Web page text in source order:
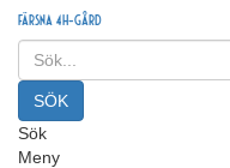
Färsna 4H-gård
Sök
Meny